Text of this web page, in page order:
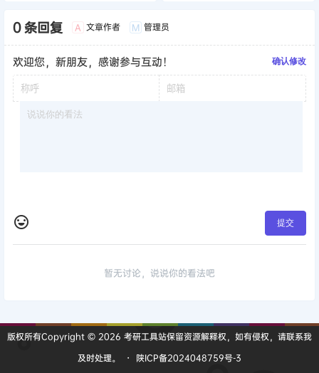
0 条回复 A 文章作者 M 管理员
欢迎您，新朋友，感谢参与互动！ 确认修改
提交
暂无讨论，说说你的看法吧
版权所有Copyright © 2026 考研工具站保留资源解释权，如有侵权，请联系我
及时处理。
・ 陕ICP备2024048759号-3